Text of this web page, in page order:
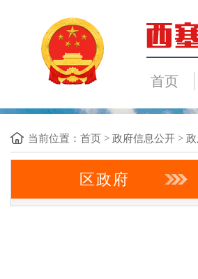
首页
当前位置： 首页 > 政府信息公开 >
区政府